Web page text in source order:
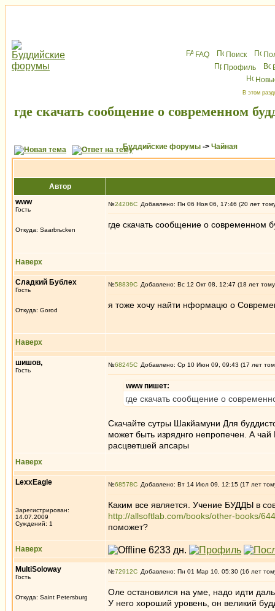
FAQ Поиск
Профиль
В этом
где скачать сообщение о современном
Буддийские форумы -> Чайная
Автор
www
Гость
Откуда: Saarbrьcken
№24206 Добавлено: Пн 06 Ноя 06, 17:46 (20 лет
где скачать сообщение о современном
Наверх
Сладкий Бублех
Гость
Откуда: Gorod
№58839 Добавлено: Вс 12 Окт 08, 12:47 (18 лет
я тоже хочу найти нформацю о
Наверх
шишов,
Гость
№68245 Добавлено: Ср 10 Июн 09, 09:43 (17 лет
www пишет:
где скачать сообщение о
Скачайте сутры Шакйамуни Для
может быть изряднго непропечен. А
расцветшей апсары
Наверх
LexxEagle
Зарегистрирован:
14.07.2009
Суждений: 1
№68578 Добавлено: Вт 14 Июл 09, 12:15 (17 лет
Каким все является. Учение БУДДЫ в
http://allsoftlab.com/books/other-books/
поможет?
Наверх
MultiSoloway
Гость
Откуда: Saint Petersburg
№72912 Добавлено: Пн 01 Мар 10, 05:30 (16 лет
Оле остановился на уме, надо идти
У него хороший уровень, он великий